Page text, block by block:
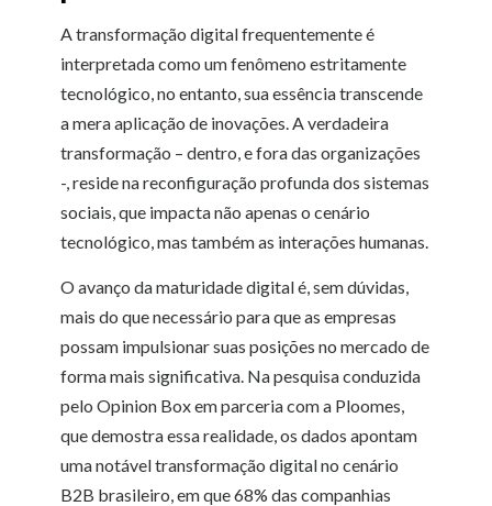
A transformação digital frequentemente é
interpretada como um fenômeno estritamente
tecnológico, no entanto, sua essência transcende
a mera aplicação de inovações. A verdadeira
transformação – dentro, e fora das organizações
-, reside na reconfiguração profunda dos sistemas
sociais, que impacta não apenas o cenário
tecnológico, mas também as interações humanas.
O avanço da maturidade digital é, sem dúvidas,
mais do que necessário para que as empresas
possam impulsionar suas posições no mercado de
forma mais significativa. Na pesquisa conduzida
pelo Opinion Box em parceria com a Ploomes,
que demostra essa realidade, os dados apontam
uma notável transformação digital no cenário
B2B brasileiro, em que 68% das companhias